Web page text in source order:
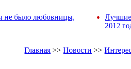
не было любовницы,
Лучшие
2012
Главная >>Новости >>